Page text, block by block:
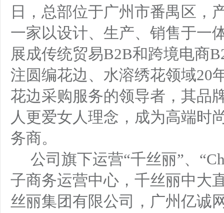
日，总部位于广州市番禺区，
一家以设计、生产、销售于一
展成传统贸易B2B和跨境电商
注圆编花边、水溶绣花领域20
花边采购服务的领导者，其品
人更爱女人理念，成为高端时
务商。
公司旗下运营“千丝丽”、
子商务运营中心，千丝丽中大
丝丽集团有限公司，广州亿诚